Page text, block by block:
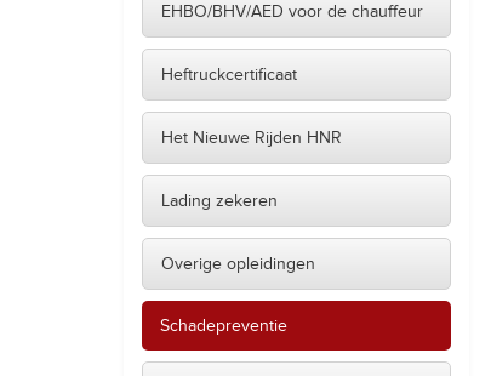
EHBO/BHV/AED voor de chauffeur
Heftruckcertificaat
Het Nieuwe Rijden HNR
Lading zekeren
Overige opleidingen
Schadepreventie